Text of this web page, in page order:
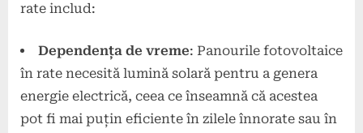
rate includ:
Dependența de vreme: Panourile fotovoltaice
în rate necesită lumină solară pentru a genera
energie electrică, ceea ce înseamnă că acestea
pot fi mai puțin eficiente în zilele înnorate sau în